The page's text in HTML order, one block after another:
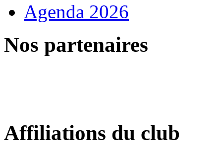
Agenda 2026
Nos partenaires
Affiliations du club